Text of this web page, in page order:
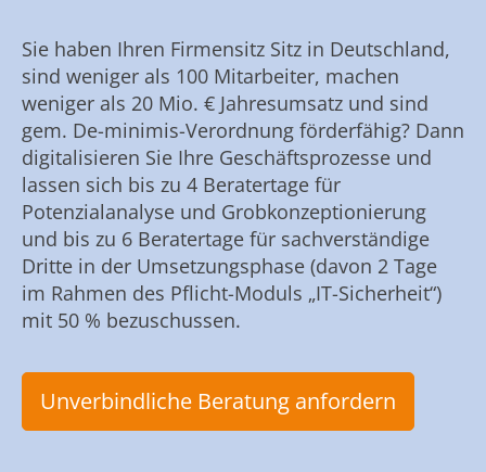
Sie haben Ihren Firmensitz Sitz in Deutschland,
sind weniger als 100 Mitarbeiter, machen
weniger als 20 Mio. € Jahresumsatz und sind
gem. De-minimis-Verordnung förderfähig? Dann
digitalisieren Sie Ihre Geschäftsprozesse und
lassen sich bis zu 4 Beratertage für
Potenzialanalyse und Grobkonzeptionierung
und bis zu 6 Beratertage für sachverständige
Dritte in der Umsetzungsphase (davon 2 Tage
im Rahmen des Pflicht-Moduls „IT-Sicherheit“)
mit 50 % bezuschussen.
Unverbindliche Beratung anfordern